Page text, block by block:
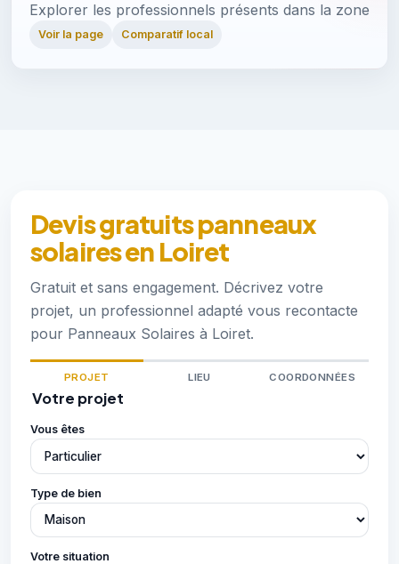
Explorer les professionnels présents dans la zone
Voir la page Comparatif local
Devis gratuits panneaux
solaires en Loiret
Gratuit et sans engagement. Décrivez votre
projet, un professionnel adapté vous recontacte
pour Panneaux Solaires à Loiret.
PROJET LIEU COORDONNÉES
Votre projet
Vous êtes
Type de bien
Votre situation